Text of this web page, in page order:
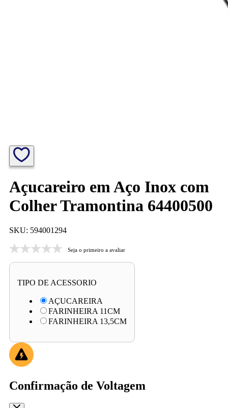
Açucareiro em Aço Inox com
Colher Tramontina 64400500
SKU: 594001294
Seja o primeiro a avaliar
TIPO DE ACESSORIO
AÇUCAREIRA
FARINHEIRA 11CM
FARINHEIRA 13,5CM
Confirmação de Voltagem